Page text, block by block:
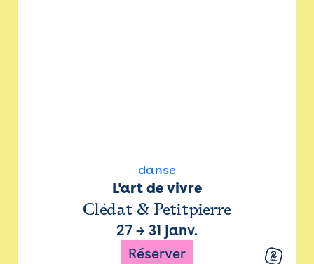
danse
L'art de vivre
Clédat & Petitpierre
27 → 31 janv.
Réserver